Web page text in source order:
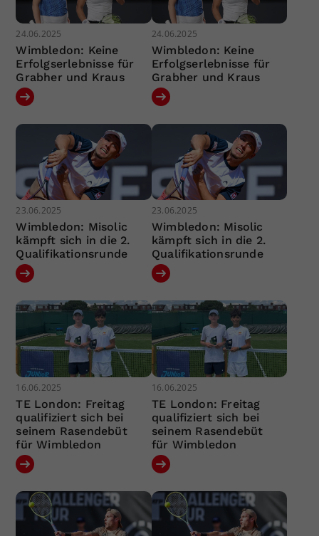
24.06.2025
Wimbledon: Keine
Erfolgserlebnisse für
Grabher und Kraus
24.06.2025
Wimbledon: Keine
Erfolgserlebnisse für
Grabher und Kraus
23.06.2025
Wimbledon: Misolic
kämpft sich in die 2.
Qualifikationsrunde
23.06.2025
Wimbledon: Misolic
kämpft sich in die 2.
Qualifikationsrunde
16.06.2025
TE London: Freitag
qualifiziert sich bei
seinem Rasendebüt
für Wimbledon
16.06.2025
TE London: Freitag
qualifiziert sich bei
seinem Rasendebüt
für Wimbledon